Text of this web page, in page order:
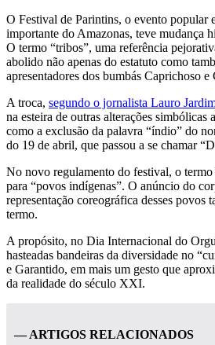
O Festival de Parintins, o evento popular
importante do Amazonas, teve mudança
O termo “tribos”, uma referência
abolido não apenas do estatuto como
apresentadores dos bumbás Caprichoso e
A troca, segundo o jornalista Lauro
na esteira de outras alterações simbólicas
como a exclusão da palavra “índio” do
do 19 de abril, que passou a se chamar
No novo regulamento do festival, o
para “povos indígenas”. O anúncio do
representação coreográfica desses povos
termo.
A propósito, no Dia Internacional do
hasteadas bandeiras da diversidade no
e Garantido, em mais um gesto que
da realidade do século XXI.
— ARTIGOS RELACIONADOS